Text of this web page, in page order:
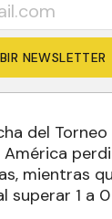
NEWSLETTER
del Torneo
mientras
superar 1 a